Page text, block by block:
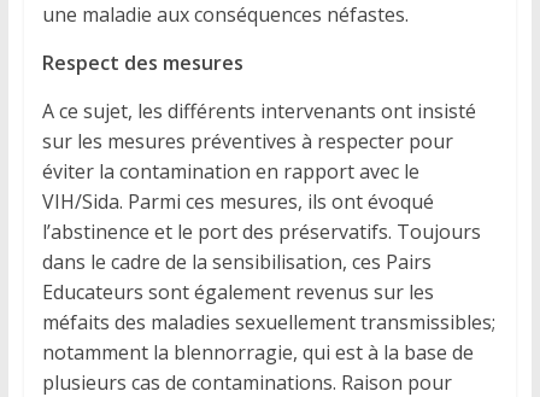
une maladie aux conséquences néfastes.
Respect des mesures
A ce sujet, les différents intervenants ont insisté
sur les mesures préventives à respecter pour
éviter la contamination en rapport avec le
VIH/Sida. Parmi ces mesures, ils ont évoqué
l’abstinence et le port des préservatifs. Toujours
dans le cadre de la sensibilisation, ces Pairs
Educateurs sont également revenus sur les
méfaits des maladies sexuellement transmissibles;
notamment la blennorragie, qui est à la base de
plusieurs cas de contaminations. Raison pour